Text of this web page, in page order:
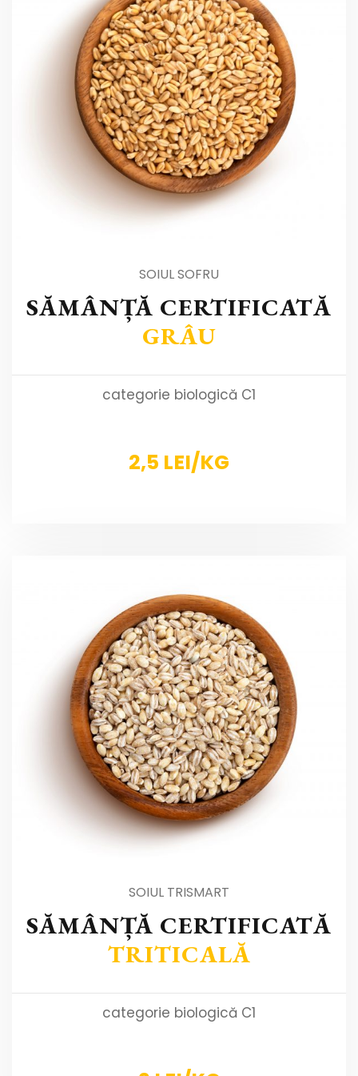
SOIUL SOFRU
SĂMÂNȚĂ CERTIFICATĂ
GRÂU
categorie biologică C1
2,5 LEI/KG
SOIUL TRISMART
SĂMÂNȚĂ CERTIFICATĂ
TRITICALĂ
categorie biologică C1